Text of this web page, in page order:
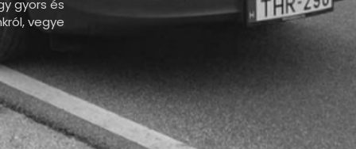
gyors és
vegye